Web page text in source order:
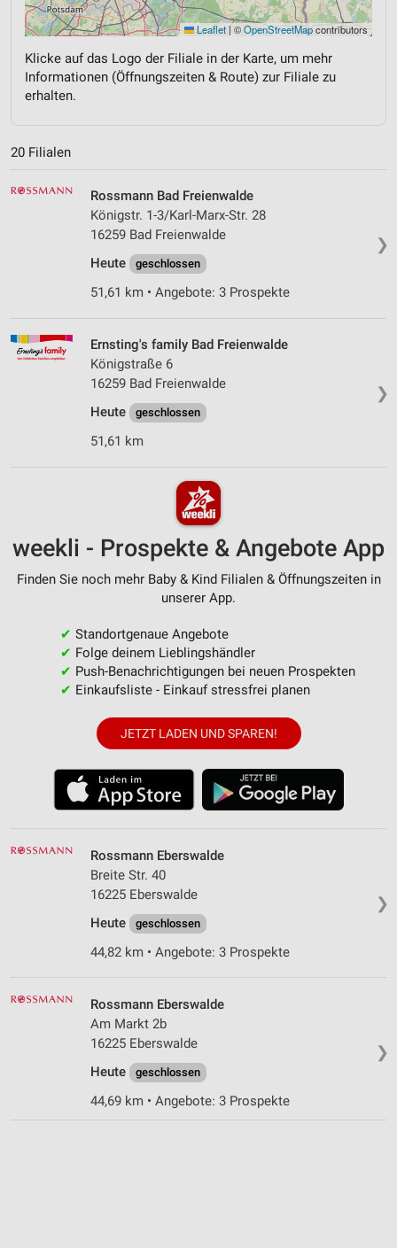
Leaflet | ©OpenStreetMapcontributors
Klicke auf das Logo der Filiale in der Karte, um mehr
Informationen (Öffnungszeiten & Route) zur Filiale zu
erhalten.
20 Filialen
❯
Rossmann Bad Freienwalde
Königstr. 1-3/Karl-Marx-Str. 28
16259 Bad Freienwalde
Heute
geschlossen
51,61 km • Angebote: 3 Prospekte
❯
Ernsting's family Bad Freienwalde
Königstraße 6
16259 Bad Freienwalde
Heute
geschlossen
51,61 km
weekli - Prospekte & Angebote App
Finden Sie noch mehr Baby & Kind Filialen & Öffnungszeiten in
unserer App.
✔ Standortgenaue Angebote
✔ Folge deinem Lieblingshändler
✔ Push-Benachrichtigungen bei neuen Prospekten
✔ Einkaufsliste - Einkauf stressfrei planen
JETZT LADEN UND SPAREN!
❯
Rossmann Eberswalde
Breite Str. 40
16225 Eberswalde
Heute
geschlossen
44,82 km • Angebote: 3 Prospekte
❯
Rossmann Eberswalde
Am Markt 2b
16225 Eberswalde
Heute
geschlossen
44,69 km • Angebote: 3 Prospekte